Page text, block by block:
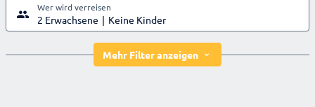
Wer wird verreisen
2 Erwachsene Keine Kinder
Mehr Filter anzeigen